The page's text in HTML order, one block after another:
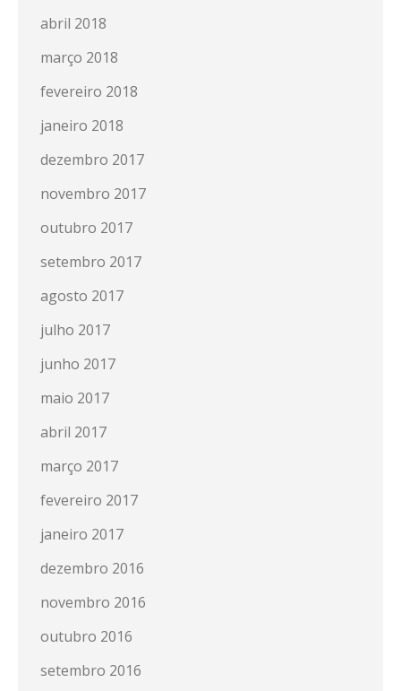
abril 2018
março 2018
fevereiro 2018
janeiro 2018
dezembro 2017
novembro 2017
outubro 2017
setembro 2017
agosto 2017
julho 2017
junho 2017
maio 2017
abril 2017
março 2017
fevereiro 2017
janeiro 2017
dezembro 2016
novembro 2016
outubro 2016
setembro 2016